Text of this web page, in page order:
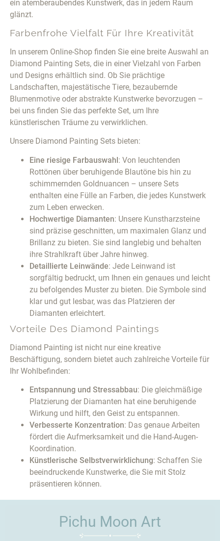
ein atemberaubendes Kunstwerk, das in jedem Raum
glänzt.
Farbenfrohe Vielfalt Für Ihre Kreativität
In unserem Online-Shop finden Sie eine breite Auswahl an
Diamond Painting Sets, die in einer Vielzahl von Farben
und Designs erhältlich sind. Ob Sie prächtige
Landschaften, majestätische Tiere, bezaubernde
Blumenmotive oder abstrakte Kunstwerke bevorzugen –
bei uns finden Sie das perfekte Set, um Ihre
künstlerischen Träume zu verwirklichen.
Unsere Diamond Painting Sets bieten:
Eine riesige Farbauswahl: Von leuchtenden
Rottönen über beruhigende Blautöne bis hin zu
schimmernden Goldnuancen – unsere Sets
enthalten eine Fülle an Farben, die jedes Kunstwerk
zum Leben erwecken.
Hochwertige Diamanten: Unsere Kunstharzsteine
sind präzise geschnitten, um maximalen Glanz und
Brillanz zu bieten. Sie sind langlebig und behalten
ihre Strahlkraft über Jahre hinweg.
Detaillierte Leinwände: Jede Leinwand ist
sorgfältig bedruckt, um Ihnen ein genaues und leicht
zu befolgendes Muster zu bieten. Die Symbole sind
klar und gut lesbar, was das Platzieren der
Diamanten erleichtert.
Vorteile Des Diamond Paintings
Diamond Painting ist nicht nur eine kreative
Beschäftigung, sondern bietet auch zahlreiche Vorteile für
Ihr Wohlbefinden:
Entspannung und Stressabbau: Die gleichmäßige
Platzierung der Diamanten hat eine beruhigende
Wirkung und hilft, den Geist zu entspannen.
Verbesserte Konzentration: Das genaue Arbeiten
fördert die Aufmerksamkeit und die Hand-Augen-
Koordination.
Künstlerische Selbstverwirklichung: Schaffen Sie
beeindruckende Kunstwerke, die Sie mit Stolz
präsentieren können.
Pichu Moon Art